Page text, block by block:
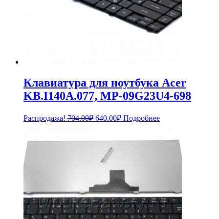
Клавиатура для ноутбука Acer
KB.I140A.077, MP-09G23U4-698
Распродажа! 704.00₽ Первоначальная
640.00₽Текущая
цена:
Подробнее